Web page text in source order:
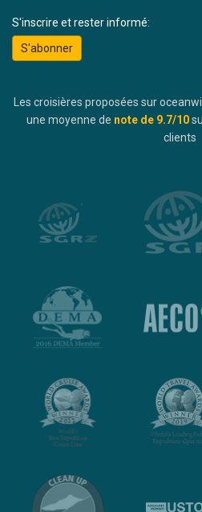
S'inscrire et rester informé:
S'abonner
Les croisières proposées sur
une moyenne de note de 9.7/10
clients